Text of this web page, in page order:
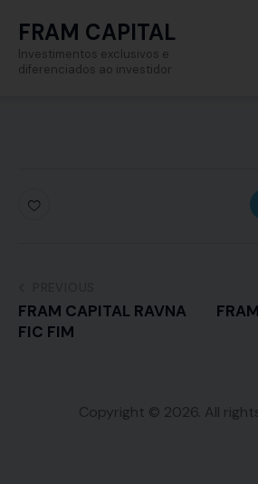
FRAM CAPITAL
Investimentos exclusivos e
diferenciados ao investidor
FRAM CAPITAL RAVNA
FIC FIM
Copyright © 2026. All